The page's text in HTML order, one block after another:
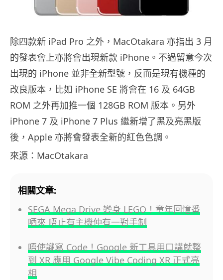
除四款新 iPad Pro 之外，MacOtakara 亦指出 3 月
的發表會上亦將會出現新款 iPhone。不過留意今次
出現的 iPhone 並非全新型號，反而是現有機種的
改良版本，比如 iPhone SE 將會在 16 及 64GB
ROM 之外再加推一個 128GB ROM 版本。另外
iPhone 7 及 iPhone 7 Plus 繼新增了黑及亮黑版
後，Apple 亦將會發表全新的紅色色調。
來源：MacOtakara
相關文章:
SEGA Mega Drive 變身 LEGO！童年回憶番
哂來 唔止有主機仲有一對手制
唔使識寫 Code！Google 新工具用口講就整
到 XR 應用 Google Vibe Coding XR 正式亮
相